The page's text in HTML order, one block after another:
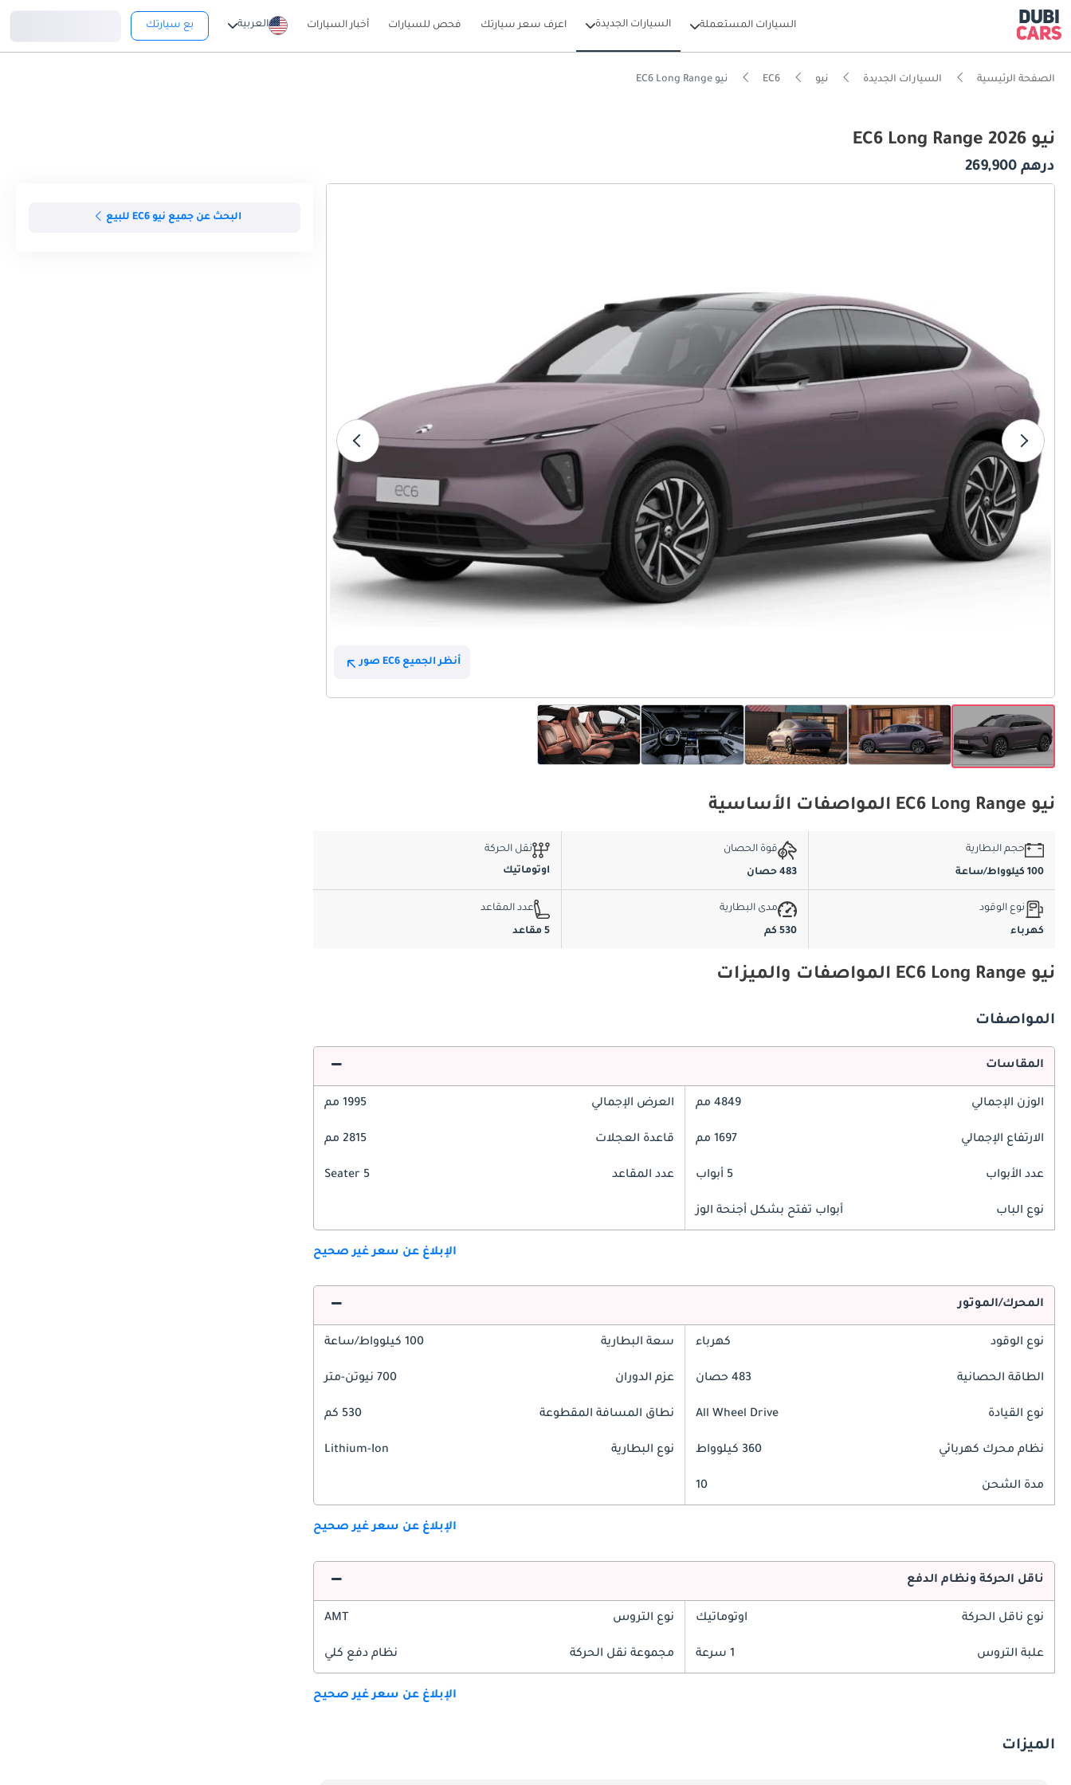
السيارات المستعملة السيارات الجديدة اعرف سعر سيارتك فحص للسيارات أخبار السيارات العربية بع سيارتك
الصفحة الرئيسية السيارات الجديدة نيو EC6 نيو EC6 Long Range
نيو EC6 Long Range 2026
درهم 269,900
أنظر الجميع EC6 صور
البحث عن جميع نيو EC6 للبيع
نيو EC6 Long Range المواصفات الأساسية
حجم البطارية
100 كيلوواط/ساعة
قوة الحصان
483 حصان
نقل الحركة
اوتوماتيك
نوع الوقود
كهرباء
مدى البطارية
530 كم
عدد المقاعد
5 مقاعد
نيو EC6 Long Range المواصفات والميزات
المواصفات
المقاسات
الوزن الإجمالي 4849 مم العرض الإجمالي 1995 مم
الارتفاع الإجمالي 1697 مم قاعدة العجلات 2815 مم
عدد الأبواب 5 أبواب عدد المقاعد 5 Seater
نوع الباب أبواب تفتح بشكل أجنحة الوز
الإبلاغ عن سعر غير صحيح
المحرك/الموتور
نوع الوقود كهرباء سعة البطارية 100 كيلوواط/ساعة
الطاقة الحصانية 483 حصان عزم الدوران 700 نيوتن-متر
نوع القيادة All Wheel Drive نطاق المسافة المقطوعة 530 كم
نظام محرك كهربائي 360 كيلوواط نوع البطارية Lithium-Ion
مدة الشحن 10
الإبلاغ عن سعر غير صحيح
ناقل الحركة ونظام الدفع
نوع ناقل الحركة اوتوماتيك نوع التروس AMT
علبة التروس 1 سرعة مجموعة نقل الحركة نظام دفع كلي
الإبلاغ عن سعر غير صحيح
الميزات